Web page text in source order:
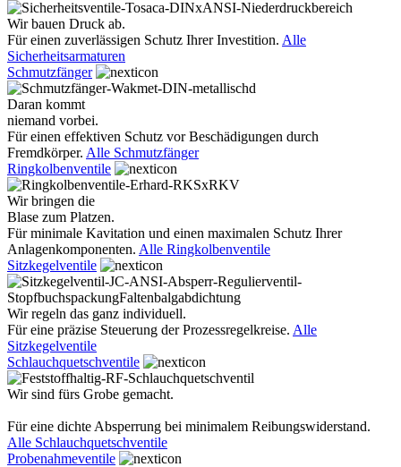
Wir bauen Druck ab.
Für einen zuverlässigen Schutz Ihrer Investition. Alle
Sicherheitsarmaturen
Schmutzfänger
Daran kommt
niemand vorbei.
Für einen effektiven Schutz vor Beschädigungen durch
Fremdkörper. Alle Schmutzfänger
Ringkolbenventile
Wir bringen die
Blase zum Platzen.
Für minimale Kavitation und einen maximalen Schutz Ihrer
Anlagenkomponenten. Alle Ringkolbenventile
Sitzkegelventile
Wir regeln das ganz individuell.
Für eine präzise Steuerung der Prozessregelkreise. Alle
Sitzkegelventile
Schlauchquetschventile
Wir sind fürs Grobe gemacht.
Für eine dichte Absperrung bei minimalem Reibungswiderstand.
Alle Schlauchquetschventile
Probenahmeventile